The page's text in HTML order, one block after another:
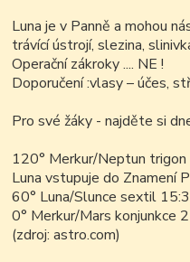
Luna je v Panně a mohou
trávící ústrojí, slezina,
Operační zákroky .... NE !
Doporučení :vlasy – účes,
Pro své žáky - najděte si
120° Merkur/Neptun
Luna vstupuje do Znamení
60° Luna/Slunce sextil 15:3
0° Merkur/Mars konjunkce
(zdroj: astro.com)